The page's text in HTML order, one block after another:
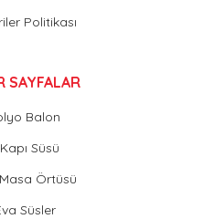
Politikası
SAYFALAR
Balon
Süsü
Örtüsü
Süsler